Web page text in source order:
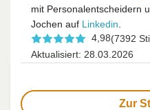
mit Personalentscheidern
Jochen auf Linkedin
4,98(7392
Aktualisiert: 28.03.2026
Zur